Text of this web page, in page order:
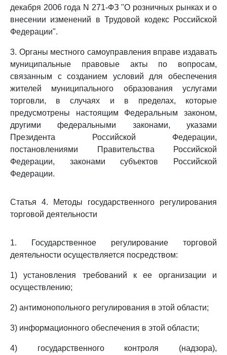
декабря 2006 года N 271-ФЗ "О розничных рынках и о
внесении изменений в Трудовой кодекс Российской
Федерации".
3. Органы местного самоуправления вправе издавать
муниципальные правовые акты по вопросам,
связанным с созданием условий для обеспечения
жителей муниципального образования услугами
торговли, в случаях и в пределах, которые
предусмотрены настоящим Федеральным законом,
другими федеральными законами, указами
Президента Российской Федерации,
постановлениями Правительства Российской
Федерации, законами субъектов Российской
Федерации.
Статья 4. Методы государственного регулирования
торговой деятельности
1. Государственное регулирование торговой
деятельности осуществляется посредством:
1) установления требований к ее организации и
осуществлению;
2) антимонопольного регулирования в этой области;
3) информационного обеспечения в этой области;
4) государственного контроля (надзора),